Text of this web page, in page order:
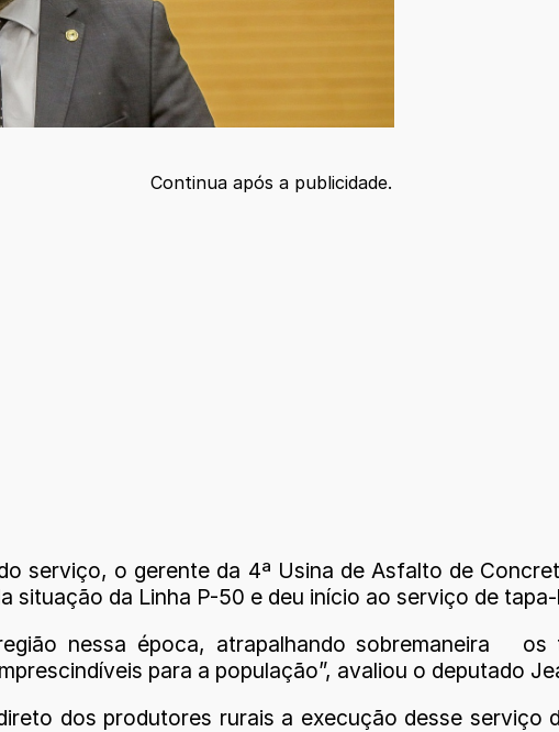
Continua após a publicidade.
serviço, o gerente da 4ª Usina de Asfalto de
situação da Linha P-50 e deu início ao serviço de
nessa época, atrapalhando sobremaneira
para a população”, avaliou o deputado
dos produtores rurais a execução desse serviço